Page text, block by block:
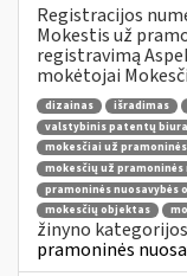
Registracijos
Mokestis už
registravimą
mokėtojai
dizainas išradimas
valstybinis patentų
mokesčiai už
mokesčių už
pramoninės nuosavybės
mokesčių objektas
žinyno
pramoninės